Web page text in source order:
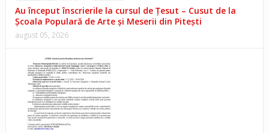
Au început înscrierile la cursul de Țesut – Cusut de la
Școala Populară de Arte și Meserii din Pitești
august 05, 2026